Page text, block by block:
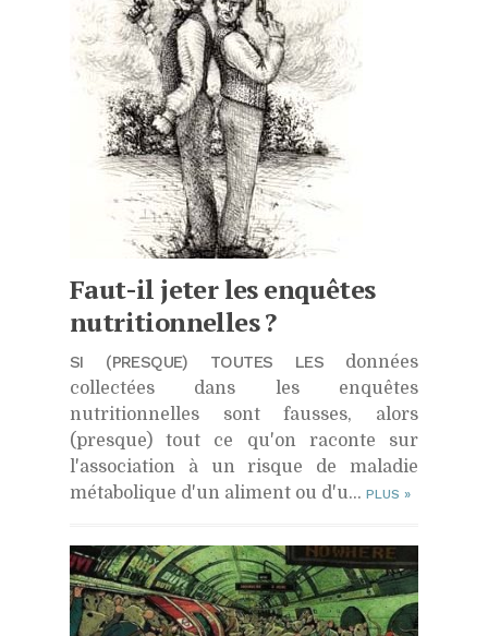
Faut-il jeter les enquêtes
nutritionnelles ?
SI (PRESQUE) TOUTES LES données
collectées dans les enquêtes
nutritionnelles sont fausses, alors
(presque) tout ce qu'on raconte sur
l'association à un risque de maladie
métabolique d'un aliment ou d'u... PLUS »